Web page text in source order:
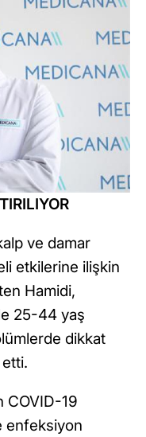
ve damar
etkilerine ilişkin
Hamidi,
25-44 yaş
dikkat
etti.
COVID-19
enfeksiyon